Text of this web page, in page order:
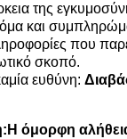
της
και
που
σκοπό.
ευθύνη:
Η όμορφη